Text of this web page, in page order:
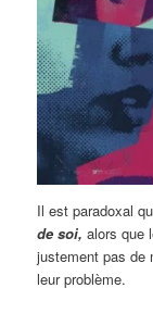
Il est paradoxal
de soi,alors que
justement pas de
leur problème.